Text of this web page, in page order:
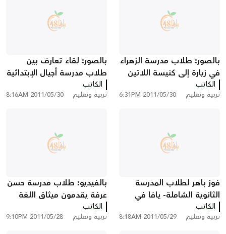
بالصور: طلاب مدرسة الزهراء
في زيارة إلى كنيسة اللاتين
في يافا
الكاتب
تربية وتعليم 2011/05/30 6:31PM
بالصور: لقاء تعارف بين
طلاب مدرسة أجيال الإبتدائية
ومدرسة "همتميد"
الكاتب
تربية وتعليم 2011/05/30 8:16AM
فوز باهر لطلاب المدرسة
الثانوية الشاملة- يافا في
مسابقة مشروع "المبادرون
الصغار"
الكاتب
تربية وتعليم 2011/05/29 8:18AM
بالفيديو: طلاب مدرسة حسن
عرفة يقدمون ميثاق اللغة
العربية
الكاتب
تربية وتعليم 2011/05/28 9:10PM